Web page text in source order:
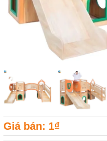
Giá bán: 1₫